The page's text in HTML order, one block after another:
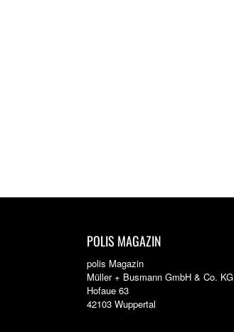
POLIS MAGAZIN
polis Magazin
Müller + Busmann GmbH & Co. KG
Hofaue 63
42103 Wuppertal